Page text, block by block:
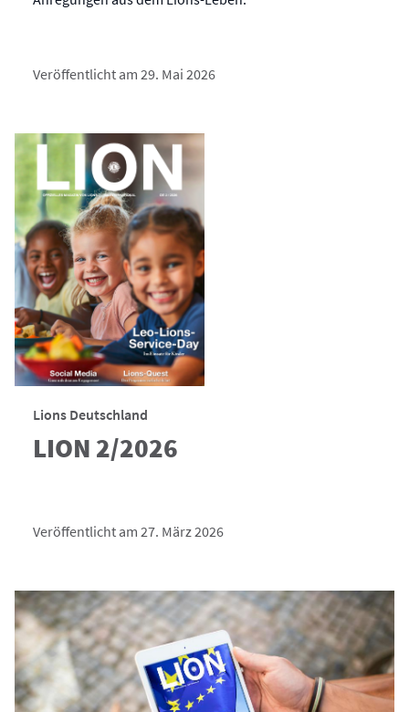
Veröffentlicht am 29. Mai 2026
Lions Deutschland
LION 2/2026
Veröffentlicht am 27. März 2026